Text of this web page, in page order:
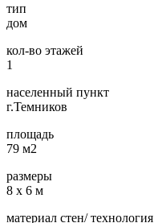
тип
дом
кол-во этажей
1
населенный пункт
г.Темников
площадь
79 м2
размеры
8 х 6 м
материал стен/ технология